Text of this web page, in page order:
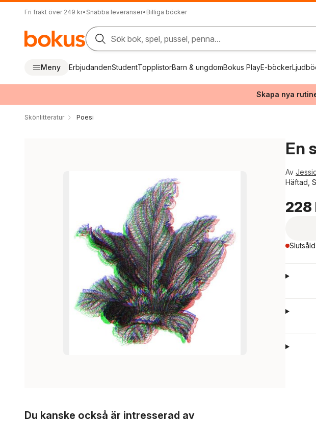
Fri frakt över 249 kr• Snabba leveranser• Billiga böcker
Sök bok, spel, pussel, penna...
Meny ErbjudandenStudentTopplistorBarn & ungdomBokus PlayE-böcker
Skapa nya
Skönlitteratur Poesi
En
Av
Häftad,
228
Slutsåld
Du kanske också är intresserad av